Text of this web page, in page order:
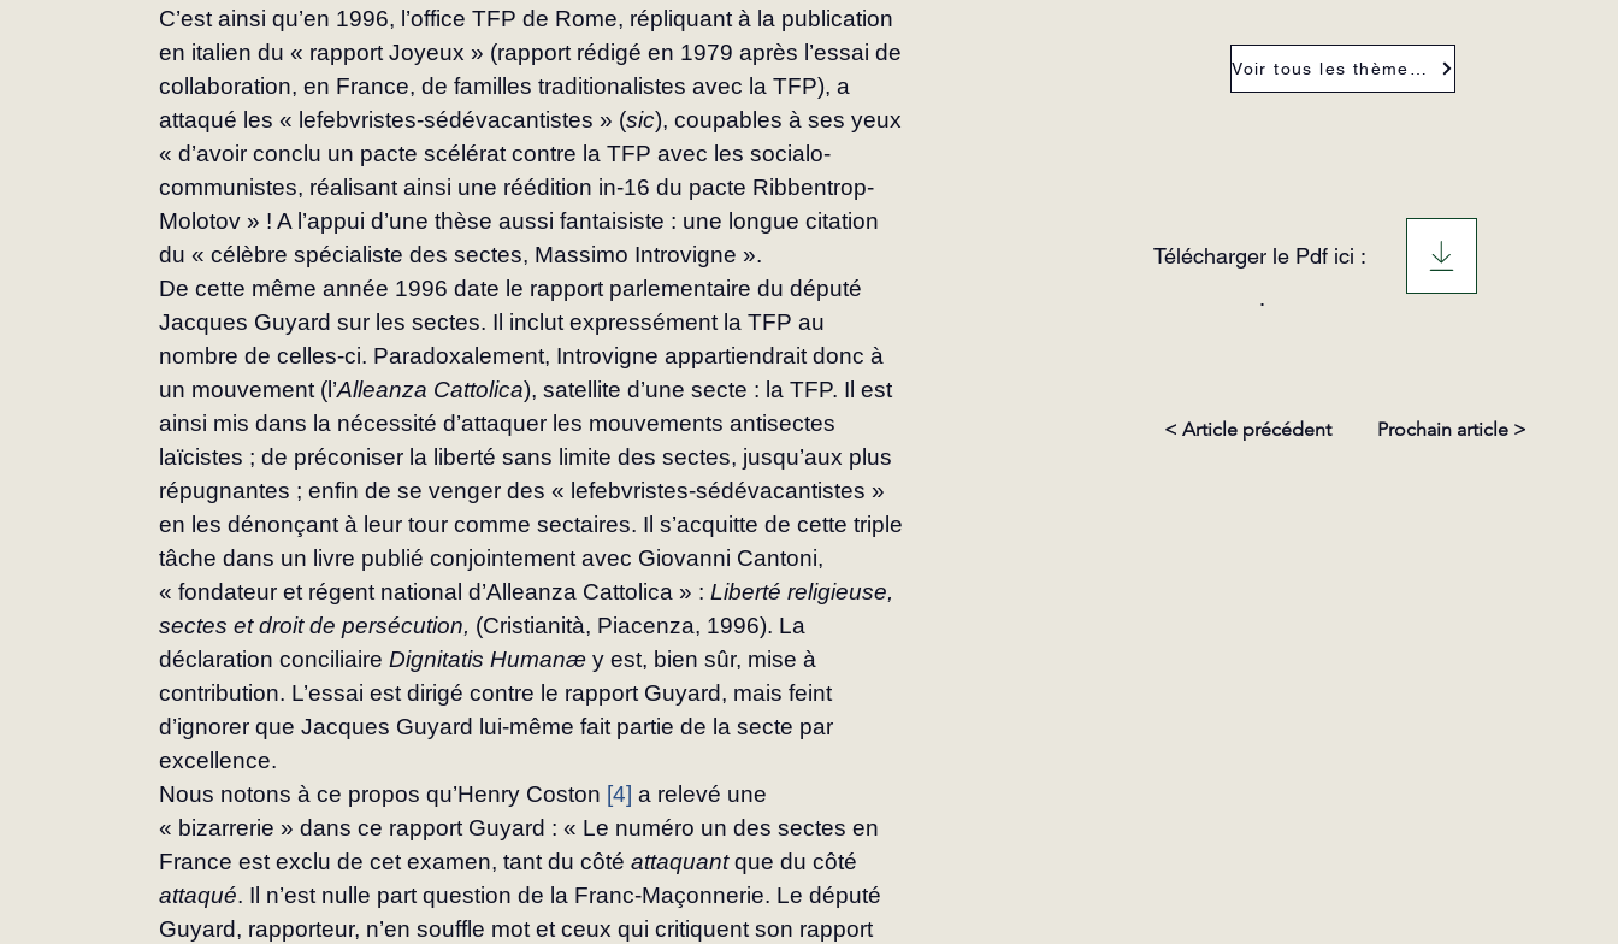
C’est ainsi qu’en 1996, l’office TFP de Rome, répliquant à la publication
en ita­lien du « rapport Joyeux » (rapport rédigé en 1979 après l’essai de
collaboration, en France, de familles traditionalistes avec la TFP), a
attaqué les « lefebvristes-sédéva­cantistes » (sic), coupables à ses yeux
« d’avoir conclu un pacte scélérat contre la TFP avec les socialo-
communistes, réali­sant ainsi une réédition in-16 du pacte Ribbentrop-
Molotov » ! A l’appui d’une thèse aussi fantaisiste : une longue citation
du « célèbre spécialiste des sectes, Massimo Introvigne ».
De cette même année 1996 date le rapport parlementaire du député
Jacques Guyard sur les sectes. Il inclut ex­pressément la TFP au
nombre de celles-ci. Paradoxalement, Introvigne appartiendrait donc à
un mouvement (l’Alleanza Catto­lica), satellite d’une secte : la TFP. Il est
ainsi mis dans la nécessité d’attaquer les mouvements antisectes
laïcistes ; de préco­niser la liberté sans limite des sectes, jus­qu’aux plus
répugnantes ; enfin de se ven­ger des « lefebvristes-sédévacantistes »
en les dénonçant à leur tour comme sectaires. Il s’acquitte de cette triple
tâche dans un livre publié conjointement avec Giovanni Cantoni,
« fondateur et régent national d’Alleanza Cattolica » : Liberté religieuse,
sectes et droit de persécution, (Cristianità, Piacenza, 1996). La
déclaration conciliaire Dignitatis Humanæ y est, bien sûr, mise à
contribution. L’essai est dirigé contre le rapport Guyard, mais feint
d’ignorer que Jacques Guyard lui-même fait partie de la secte par
excellence.
Nous notons à ce propos qu’Henry Coston [4] a relevé une
« bizarrerie » dans ce rapport Guyard : « Le numéro un des sectes en
France est exclu de cet examen, tant du côté attaquant que du côté
attaqué. Il n’est nulle part question de la Franc‑Maçonnerie. Le député
Guyard, rapporteur, n’en souffle mot et ceux qui critiquent son rapport
Télécharger le Pdf ici :
.
< Article précédent Prochain article >